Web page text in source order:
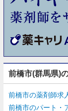
前橋市(群馬県)
前橋市の薬剤師求
前橋市のパート・